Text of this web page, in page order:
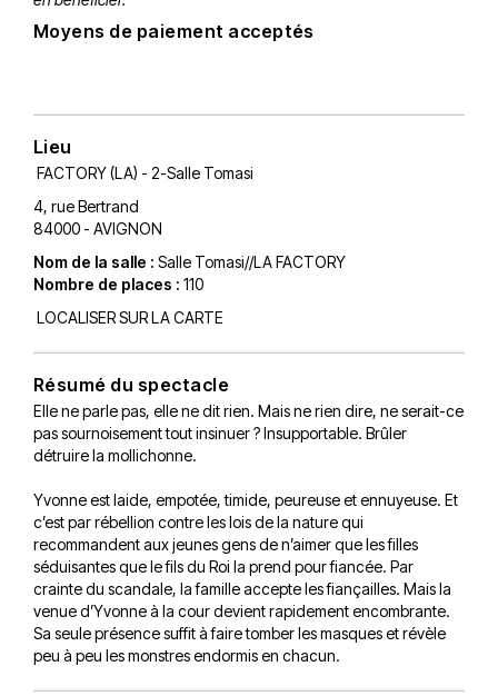
Moyens de paiement acceptés
Lieu
FACTORY (LA) - 2-Salle Tomasi
4, rue Bertrand
84000 - AVIGNON
Nom de la salle : Salle Tomasi//LA FACTORY
Nombre de places : 110
LOCALISER SUR LA CARTE
Résumé du spectacle
Elle ne parle pas, elle ne dit rien. Mais ne rien dire, ne serait-ce
pas sournoisement tout insinuer ? Insupportable. Brûler
détruire la mollichonne.
Yvonne est laide, empotée, timide, peureuse et ennuyeuse. Et
c’est par rébellion contre les lois de la nature qui
recommandent aux jeunes gens de n’aimer que les filles
séduisantes que le fils du Roi la prend pour fiancée. Par
crainte du scandale, la famille accepte les fiançailles. Mais la
venue d’Yvonne à la cour devient rapidement encombrante.
Sa seule présence suffit à faire tomber les masques et révèle
peu à peu les monstres endormis en chacun.